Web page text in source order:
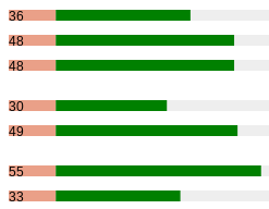
36
48
48
30
49
55
33